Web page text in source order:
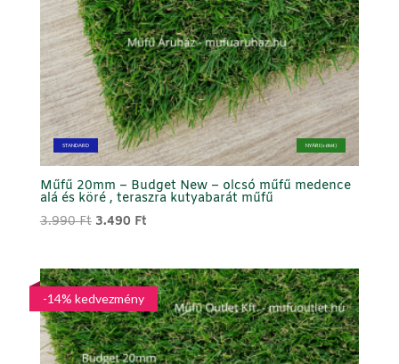
STANDARD NYÁRI (sötét)
Műfű 20mm – Budget New – olcsó műfű medence
alá és köré , teraszra kutyabarát műfű
3.990Ft Original
3.990 Ft.
3.490 FtCurrent
3.490 Ft.
-14% kedvezmény